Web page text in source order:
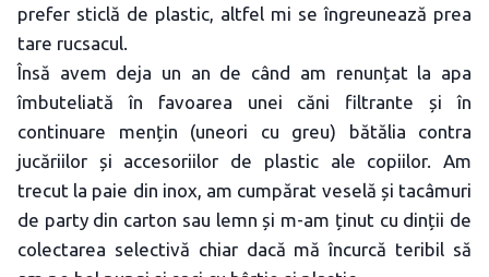
prefer sticlă de plastic, altfel mi se îngreunează prea
tare rucsacul.
Însă avem deja un an de când am renunțat la apa
îmbuteliată în favoarea unei căni filtrante și în
continuare mențin (uneori cu greu) bătălia contra
jucăriilor și accesoriilor de plastic ale copiilor. Am
trecut la paie din inox, am cumpărat veselă și tacâmuri
de party din carton sau lemn și m-am ținut cu dinții de
colectarea selectivă chiar dacă mă încurcă teribil să